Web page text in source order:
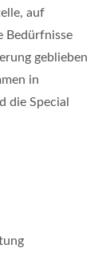
auf
Bedürfnisse
geblieben
in
die Special